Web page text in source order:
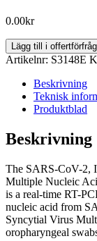
0.00kr
SC2/Flu/RSV
–
CoV-
Influenza
and
Respiratory
Virus
Multiple
Nucleic
Acid
Diagnostic
Kit
Lägg till i
Artikelnr: S3148E
Beskrivning
Teknisk
Produktblad
Beskrivning
The SARS-CoV-2,
Multiple Nucleic
is a real-time RT-
nucleic acid from
Syncytial Virus
oropharyngeal